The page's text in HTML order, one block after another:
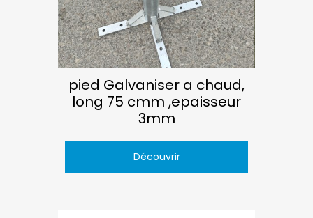
pied Galvaniser a chaud,
long 75 cmm ,epaisseur
3mm
Découvrir